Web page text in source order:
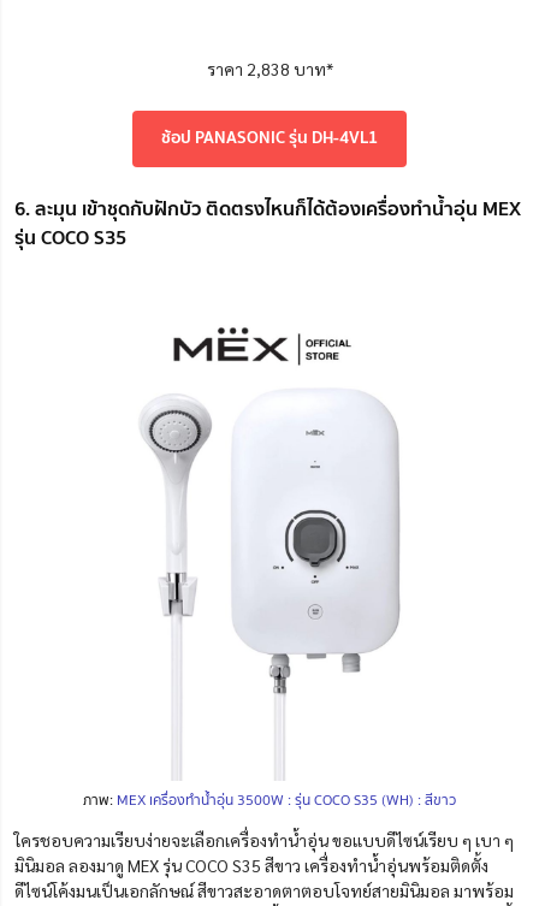
ราคา 2,838 บาท*
ช้อป PANASONIC รุ่น DH-4VL1
6. ละมุน เข้าชุดกับฝักบัว ติดตรงไหนก็ได้ต้องเครื่องทำน้ำอุ่น MEX
รุ่น COCO S35
ภาพ: MEX เครื่องทำน้ำอุ่น 3500W : รุ่น COCO S35 (WH) : สีขาว
ใครชอบความเรียบง่ายจะเลือกเครื่องทําน้ำอุ่น ขอแบบดีไซน์เรียบ ๆ เบา ๆ
มินิมอล ลองมาดู MEX รุ่น COCO S35 สีขาว เครื่องทำน้ำอุ่นพร้อมติดตั้ง
ดีไซน์โค้งมนเป็นเอกลักษณ์ สีขาวสะอาดตาตอบโจทย์สายมินิมอล มาพร้อม